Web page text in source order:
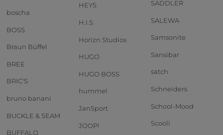
boscha
BOSS
Braun Büffel
BREE
BRIC'S
bruno banani
BUCKLE & SEAM
BUFFALO
HEYS
H.I.S
Horizn Studios
HUGO
HUGO BOSS
hummel
JanSport
JOOP!
SADDLER
SALEWA
Samsonite
Sansibar
satch
Schneiders
School-Mood
Scooli